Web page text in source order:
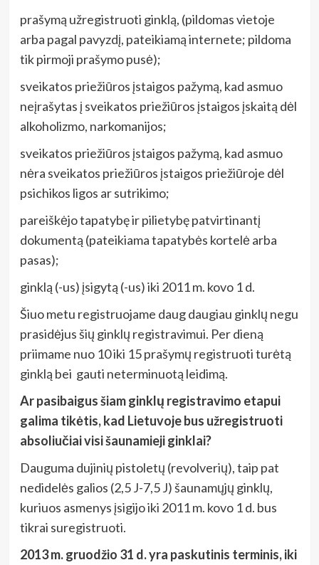
prašymą užregistruoti ginklą, (pildomas vietoje
arba pagal pavyzdį, pateikiamą internete; pildoma
tik pirmoji prašymo pusė);
sveikatos priežiūros įstaigos pažymą, kad asmuo
neįrašytas į sveikatos priežiūros įstaigos įskaitą dėl
alkoholizmo, narkomanijos;
sveikatos priežiūros įstaigos pažymą, kad asmuo
nėra sveikatos priežiūros įstaigos priežiūroje dėl
psichikos ligos ar sutrikimo;
pareiškėjo tapatybę ir pilietybę patvirtinantį
dokumentą (pateikiama tapatybės kortelė arba
pasas);
ginklą (-us) įsigytą (-us) iki 2011 m. kovo 1 d.
Šiuo metu registruojame daug daugiau ginklų negu
prasidėjus šių ginklų registravimui. Per dieną
priimame nuo 10 iki 15 prašymų registruoti turėtą
ginklą bei gauti neterminuotą leidimą.
Ar pasibaigus šiam ginklų registravimo etapui
galima tikėtis, kad Lietuvoje bus užregistruoti
absoliučiai visi šaunamieji ginklai?
Dauguma dujinių pistoletų (revolverių), taip pat
nedidelės galios (2,5 J-7,5 J) šaunamųjų ginklų,
kuriuos asmenys įsigijo iki 2011 m. kovo 1 d. bus
tikrai suregistruoti.
2013 m. gruodžio 31 d. yra paskutinis terminis, iki